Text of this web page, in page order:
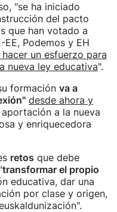
"se ha iniciado
del pacto
que han votado a
Podemos y EH
un esfuerzo para
nueva ley educativa".
formación va a
desde ahora y
a la nueva
y enriquecedora
retos que debe
transformar el propio
educativa, dar una
por clase y origen,